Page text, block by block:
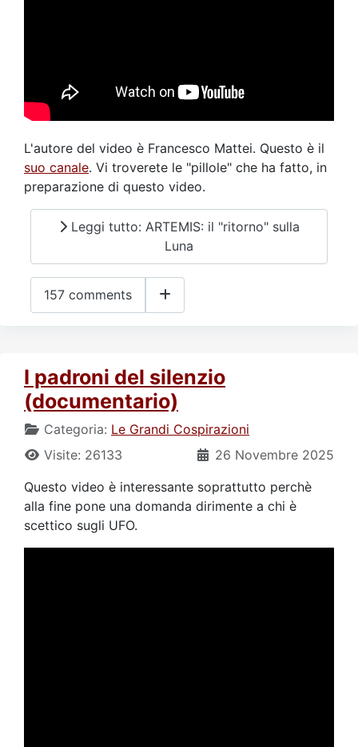
L'autore del video è Francesco Mattei. Questo è il
suo canale. Vi troverete le "pillole" che ha fatto, in
preparazione di questo video.
Leggi tutto: ARTEMIS: il "ritorno" sulla
Luna
157 comments
I padroni del silenzio
(documentario)
Categoria: Le Grandi Cospirazioni
26 Novembre 2025
Visite: 26133
Questo video è interessante soprattutto perchè
alla fine pone una domanda dirimente a chi è
scettico sugli UFO.